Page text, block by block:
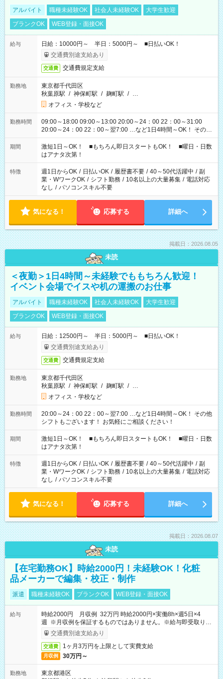
アルバイト 職種未経験OK 社会人未経験OK
大学生歓迎
ブランクOK
WEB登録・面接OK
給与
日給：10000円～ 半日：5000円～ ■日払いOK！
交通費別途支給あり
交通費 交通費規定支給
勤務地
東京都千代田区
秋葉原駅 / 神保町駅 / 麹町駅 / …
オフィス・学校など
勤務時間
09:00～18:00 09:00～13:00 20:00～24：00 22：00～31:00
20:00～24：00 22：00～翌7:00 …など1日4時間～OK！ その他
シフトもございます！ お気軽にご相談ください！
期間
激短1日～OK！ ■もちろん即日スタートもOK！ ■曜日・日数
はアナタ次第！
特徴 週1日からOK / 日払いOK / 履歴書不要 / 40～50代活躍中 / 副
業・WワークOK / シフト勤務 / 10名以上の大量募集 / 電話対応
なし / パソコンスキル不要
気になる！ 応募する 詳細へ
掲載日：2026.08.05
未読
＜夜勤＞1日4時間～未経験でももちろん歓迎！
イベント会場でイスや机の運搬のお仕事
アルバイト 職種未経験OK 社会人未経験OK
大学生歓迎
ブランクOK
WEB登録・面接OK
給与
日給：12500円～ 半日：5000円～ ■日払いOK！
交通費別途支給あり
交通費 交通費規定支給
勤務地
東京都千代田区
秋葉原駅 / 神保町駅 / 麹町駅 / …
オフィス・学校など
勤務時間
20:00～24：00 22：00～翌7:00 …など1日4時間～OK！ その他
シフトもございます！ お気軽にご相談ください！
期間
激短1日～OK！ ■もちろん即日スタートもOK！ ■曜日・日数
はアナタ次第！
特徴 週1日からOK / 日払いOK / 履歴書不要 / 40～50代活躍中 / 副
業・WワークOK / シフト勤務 / 10名以上の大量募集 / 電話対応
なし / パソコンスキル不要
気になる！ 応募する 詳細へ
掲載日：2026.08.07
未読
【在宅勤務OK】時給2000円！未経験OK！化粧
品メーカーで編集・校正・制作
派遣 職種未経験OK ブランクOK WEB登録・面接OK
給与
時給2000円 月収例 32万円 時給2000円×実働8h×週5日×4
週 ※月収例を保証するものではありません。※給与即受取りサ
ービス利用可（利用条件有）
交通費別途支給あり
交通費 1ヶ月3万円を上限として実費支給
月収例 30万円～
勤務地
東京都港区